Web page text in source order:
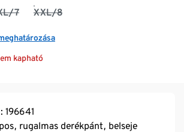
7 XXL/8
kapható
196641
rugalmas derékpánt, belseje